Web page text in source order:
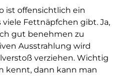
ist offensichtlich ein
viele Fettnäpfchen gibt. Ja,
gut benehmen zu
Ausstrahlung wird
verziehen. Wichtig
kennt, dann kann man